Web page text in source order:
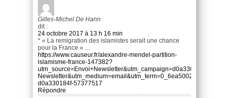
Gilles-Michel De Hann
dit :
24 octobre 2017 à 13 h 16 min
* « La remigration des islamistes serait une chance
pour la France » …
https://www.causeur.fr/alexandre-mendel-partition-
islamisme-france-147382?
utm_source=Envoi+Newsletter&utm_campaign=d0a330184f-
Newsletter&utm_medium=email&utm_term=0_6ea50029f3-
d0a330184f-57377517
Répondre